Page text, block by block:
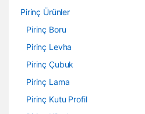
Pirinç Ürünler
Pirinç Boru
Pirinç Levha
Pirinç Çubuk
Pirinç Lama
Pirinç Kutu Profil